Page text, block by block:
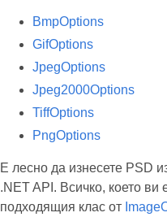
BmpOptions
GifOptions
JpegOptions
Jpeg2000Options
TiffOptions
PngOptions
Е лесно да изнесете PSD
.NET API. Всичко, което ви
подходящия клас от